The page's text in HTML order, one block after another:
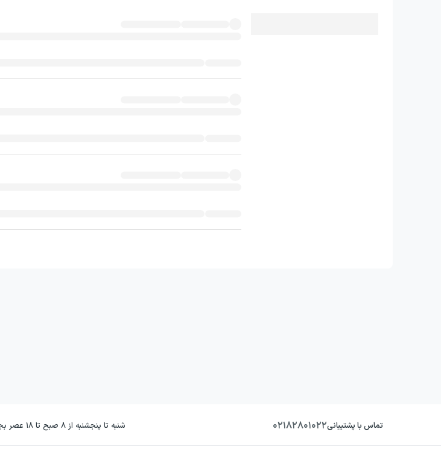
تماس با پشتیبانی۰۲۱۸۲۸۰۱۰۲۲ شنبه تا پنجشنبه از ۸ صبح تا ۱۸ عصر بجز روزهای تعطیل